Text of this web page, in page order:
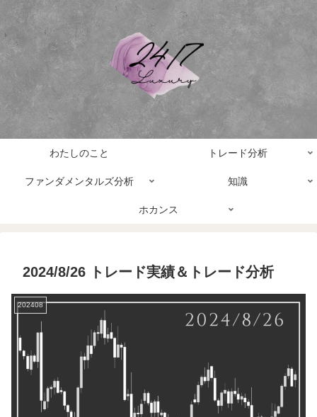
わたしのこと トレード分析
ファンダメンタルズ分析 知識
ホカンス
2024/8/26 トレード実績＆トレード分析
202408